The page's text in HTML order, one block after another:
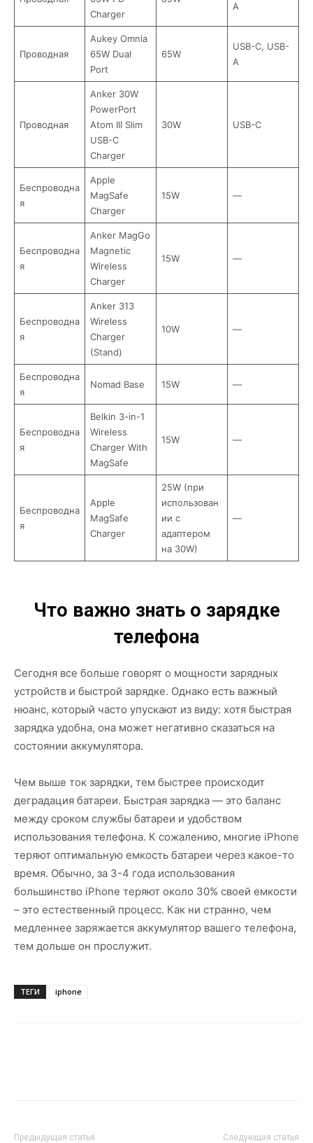
Charger
A
Проводная
Aukey Omnia
65W Dual
Port
65W
USB-C, USB-
A
Проводная
Anker 30W
PowerPort
Atom III Slim
USB-C
Charger
30W USB-C
Беспроводна
я
Apple
MagSafe
Charger
15W —
Беспроводна
я
Anker MagGo
Magnetic
Wireless
Charger
15W —
Беспроводна
я
Anker 313
Wireless
Charger
(Stand)
10W —
Беспроводна
я
Nomad Base 15W —
Беспроводна
я
Belkin 3-in-1
Wireless
Charger With
MagSafe
15W —
Беспроводна
я
Apple
MagSafe
Charger
25W (при
использован
ии с
адаптером
на 30W)
—
Что важно знать о зарядке
телефона
Сегодня все больше говорят о мощности зарядных
устройств и быстрой зарядке. Однако есть важный
нюанс, который часто упускают из виду: хотя быстрая
зарядка удобна, она может негативно сказаться на
состоянии аккумулятора.
Чем выше ток зарядки, тем быстрее происходит
деградация батареи. Быстрая зарядка — это баланс
между сроком службы батареи и удобством
использования телефона. К сожалению, многие iPhone
теряют оптимальную емкость батареи через какое-то
время. Обычно, за 3-4 года использования
большинство iPhone теряют около 30% своей емкости
– это естественный процесс. Как ни странно, чем
медленнее заряжается аккумулятор вашего телефона,
тем дольше он прослужит.
ТЕГИ iphone
Предыдущая статья Следующая статья